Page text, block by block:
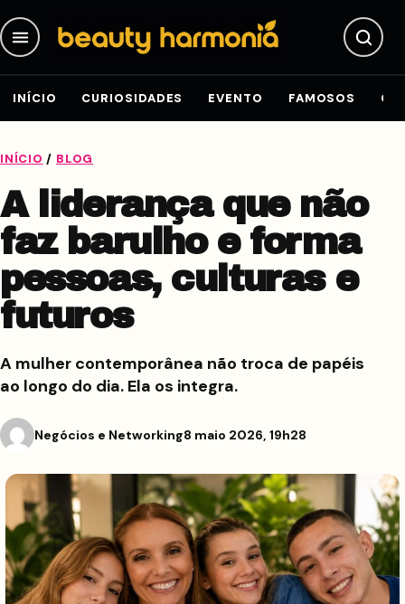
INÍCIO CURIOSIDADES EVENTO FAMOSOS
INÍCIO / BLOG
A liderança que não
faz barulho e forma
pessoas, culturas e
futuros
A mulher contemporânea não troca de papéis
ao longo do dia. Ela os integra.
Negócios e Networking8 maio 2026, 19h28